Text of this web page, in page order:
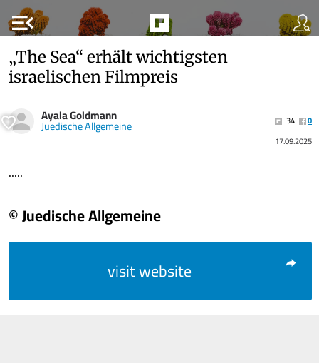
menu_open
„The Sea“ erhält wichtigsten
israelischen Filmpreis
Ayala Goldmann
Juedische Allgemeine 34
0
17.09.2025
.....
© Juedische Allgemeine
visit website